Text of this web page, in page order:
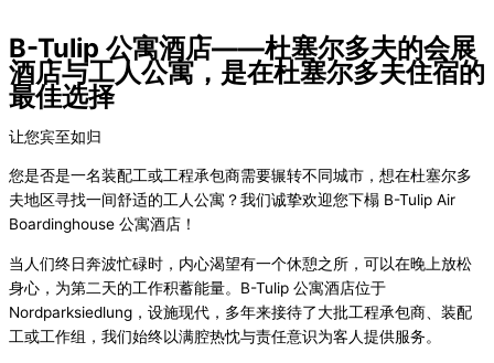
B-Tulip 公寓酒店——杜塞尔多夫的会展
酒店与工人公寓，是在杜塞尔多夫住宿的
最佳选择
让您宾至如归
您是否是一名装配工或工程承包商需要辗转不同城市，想在杜塞尔多
夫地区寻找一间舒适的工人公寓？我们诚挚欢迎您下榻 B-Tulip Air
Boardinghouse 公寓酒店！
当人们终日奔波忙碌时，内心渴望有一个休憩之所，可以在晚上放松
身心，为第二天的工作积蓄能量。B-Tulip 公寓酒店位于
Nordparksiedlung，设施现代，多年来接待了大批工程承包商、装配
工或工作组，我们始终以满腔热忱与责任意识为客人提供服务。